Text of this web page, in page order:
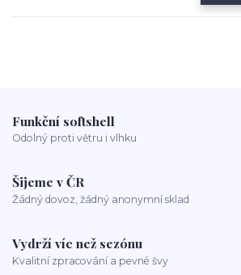
Funkční softshell
Odolný proti větru i vlhku
Šijeme v ČR
Žádný dovoz, žádný anonymní sklad
Vydrží víc než sezónu
Kvalitní zpracování a pevné švy